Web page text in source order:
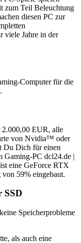
zum Teil Beleuchtung
diesen PC zur
viele Jahre in der
Computer für die
EUR, alle
von Nvidia™ oder
Du Dich für einen
Gaming-PC dcl24.de |
eine GeForce RTX
59% eingebaut.
SSD
Speicherprobleme
als auch eine